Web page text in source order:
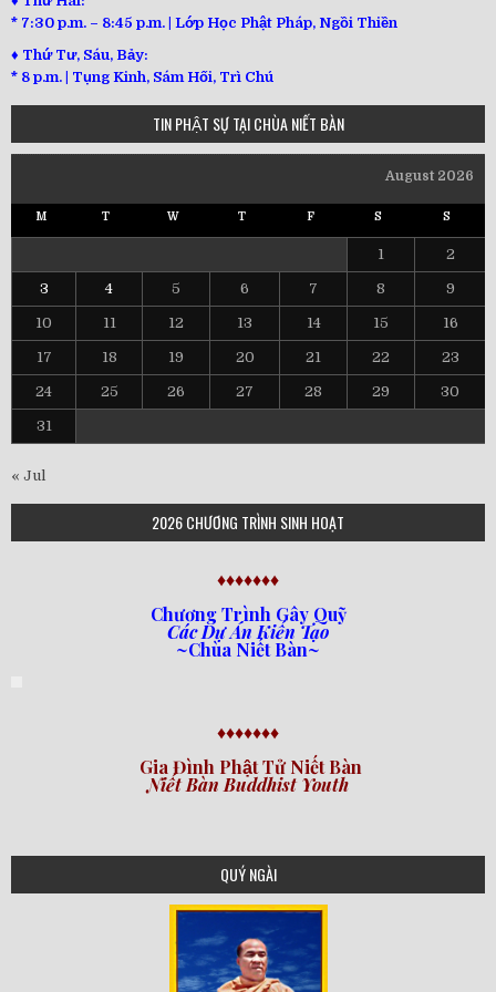
* 7:30 p.m. – 8:45 p.m. | Lớp Học Phật Pháp, Ngồi Thiền
♦ Thứ Tư, Sáu, Bảy:
* 8 p.m. | Tụng Kinh, Sám Hối, Trì Chú
TIN PHẬT SỰ TẠI CHÙA NIẾT BÀN
August 2026
M T W T F S S
1 2
3 4 5 6 7 8 9
10 11 12 13 14 15 16
17 18 19 20 21 22 23
24 25 26 27 28 29 30
31
« Jul
2026 CHƯƠNG TRÌNH SINH HOẠT
♦♦♦♦♦♦♦
Chương Trình Gây Quỹ
Các Dự Án Kiến Tạo
~Chùa Niết Bàn~
♦♦♦♦♦♦♦
Gia Đình Phật Tử Niết Bàn
Niết Bàn Buddhist Youth
QUÝ NGÀI